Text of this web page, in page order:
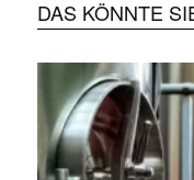
DAS KÖNNTE